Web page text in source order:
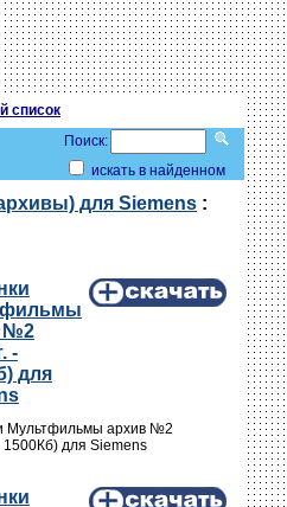
список
Поиск:
искать в найденном
для Siemens :
№2
-
для
Мультфильмы архив №2
для Siemens